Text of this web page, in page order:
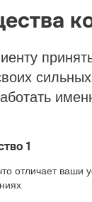
1
отличает ваши